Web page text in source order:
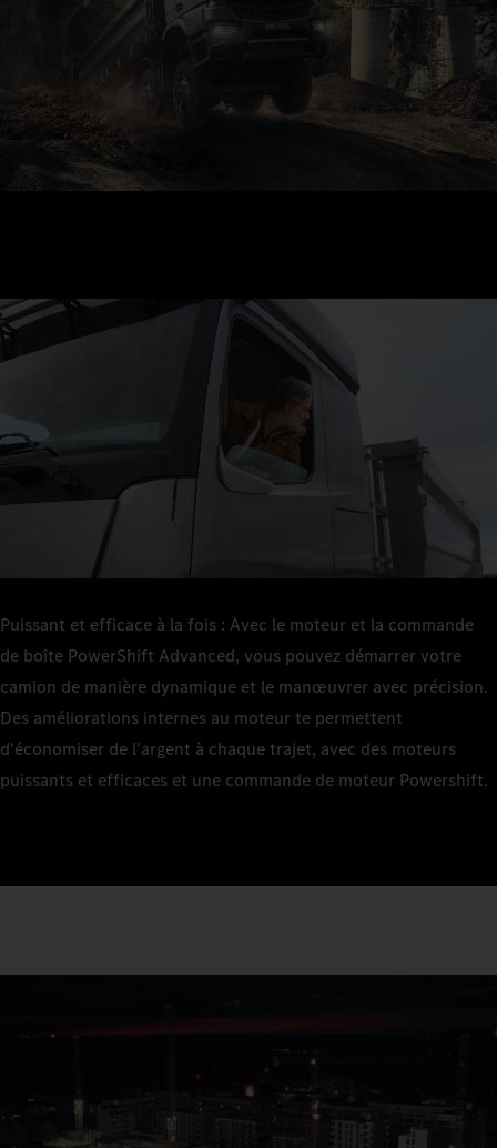
Puissant et efficace à la fois : Avec le moteur et la commande
de boîte PowerShift Advanced, vous pouvez démarrer votre
camion de manière dynamique et le manœuvrer avec précision.
Des améliorations internes au moteur te permettent
d'économiser de l'argent à chaque trajet, avec des moteurs
puissants et efficaces et une commande de moteur Powershift.